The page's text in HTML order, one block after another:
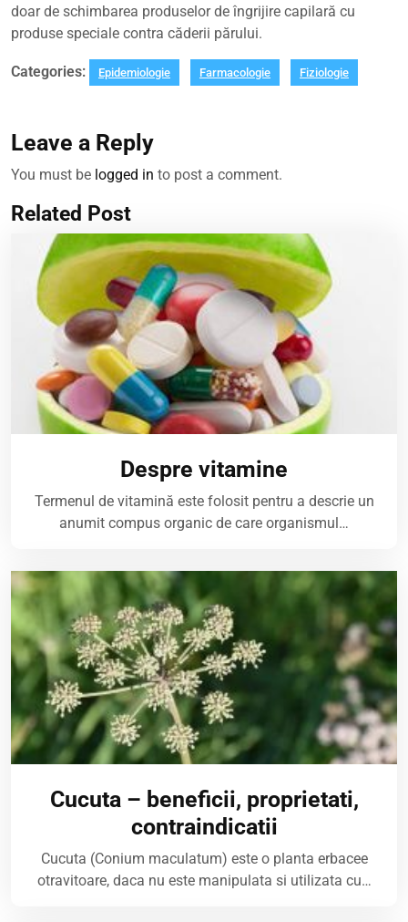
doar de schimbarea produselor de îngrijire capilară cu
produse speciale contra căderii părului.
Categories: Epidemiologie Farmacologie Fiziologie
Leave a Reply
You must be logged in to post a comment.
Related Post
Despre vitamine
Termenul de vitamină este folosit pentru a descrie un
anumit compus organic de care organismul…
Cucuta – beneficii, proprietati,
contraindicatii
Cucuta (Conium maculatum) este o planta erbacee
otravitoare, daca nu este manipulata si utilizata cu…